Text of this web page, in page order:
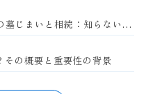
後悔しないための墓じまいと相続：知らないと損する手続きの落とし穴
その概要と重要性の背景